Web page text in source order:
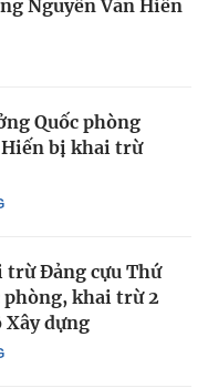
Nguyễn Văn Hiến
Quốc phòng
Hiến bị khai trừ
Đảng cựu Thứ
phòng, khai trừ 2
dựng